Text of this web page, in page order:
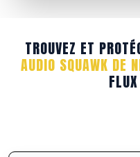
TROUVEZ ET
AUDIO SQUAWK DE